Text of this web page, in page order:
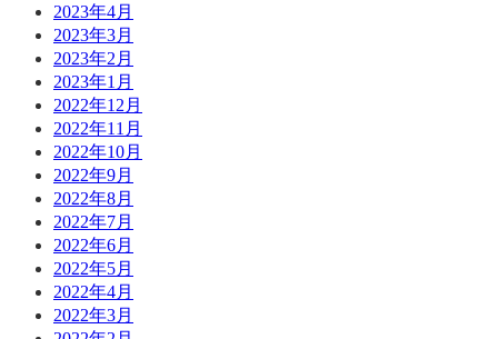
2023年4月
2023年3月
2023年2月
2023年1月
2022年12月
2022年11月
2022年10月
2022年9月
2022年8月
2022年7月
2022年6月
2022年5月
2022年4月
2022年3月